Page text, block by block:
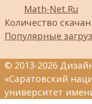
Math-Net.Ru
Количество
Популярные
© 2013-2026
«Саратовский
университет